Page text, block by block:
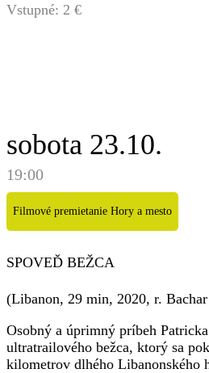
Vstupné: 2 €
sobota 23.10.
19:00
Filmové premietanie Hory a mesto
SPOVEĎ BEŽCA
(Libanon, 29 min, 2020, r.
Osobný a úprimný príbeh
ultratrailového bežca, ktorý sa
kilometrov dlhého Libanonského